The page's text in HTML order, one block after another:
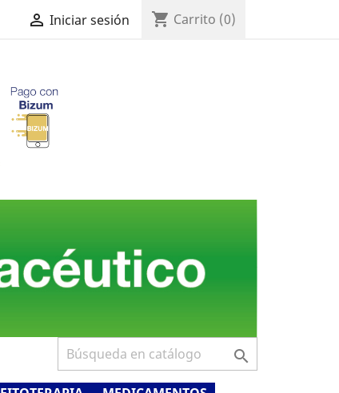
 Iniciar sesión shopping_cart Carrito (0)
